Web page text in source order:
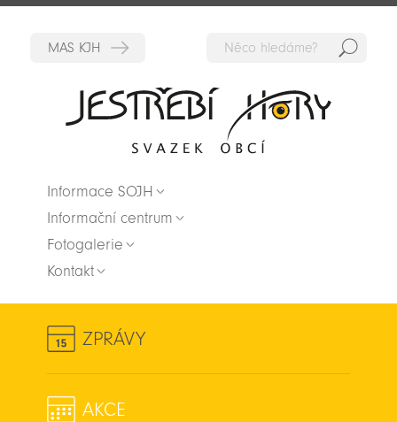
Informace SOJH
Informační centrum
Fotogalerie
Kontakt
ZPRÁVY
AKCE